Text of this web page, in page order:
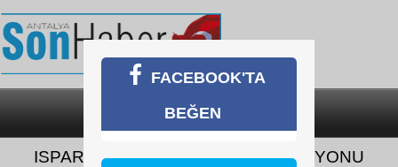
SON DAKİKA
ISPARTA’DA YAVRU KEDİ OPERASYONU
FACEBOOK'TA
BEĞEN